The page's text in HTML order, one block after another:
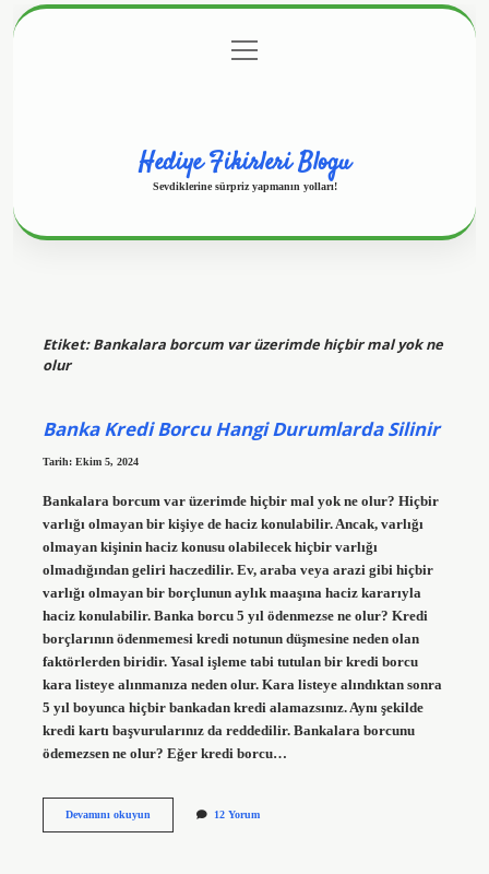
Gizlilik Politikası
menüyü
aç
Hediye Fikirleri Blogu
Sevdiklerine sürpriz yapmanın yolları!
Etiket:Bankalara borcum var üzerimde hiçbir mal yok ne
olur
Banka Kredi Borcu Hangi Durumlarda Silinir
Tarih: Ekim 5, 2024
Bankalara borcum var üzerimde hiçbir mal yok ne olur? Hiçbir
varlığı olmayan bir kişiye de haciz konulabilir. Ancak, varlığı
olmayan kişinin haciz konusu olabilecek hiçbir varlığı
olmadığından geliri haczedilir. Ev, araba veya arazi gibi hiçbir
varlığı olmayan bir borçlunun aylık maaşına haciz kararıyla
haciz konulabilir. Banka borcu 5 yıl ödenmezse ne olur? Kredi
borçlarının ödenmemesi kredi notunun düşmesine neden olan
faktörlerden biridir. Yasal işleme tabi tutulan bir kredi borcu
kara listeye alınmanıza neden olur. Kara listeye alındıktan sonra
5 yıl boyunca hiçbir bankadan kredi alamazsınız. Aynı şekilde
kredi kartı başvurularınız da reddedilir. Bankalara borcunu
ödemezsen ne olur? Eğer kredi borcu…
Devamını okuyunBanka
12 Yorum